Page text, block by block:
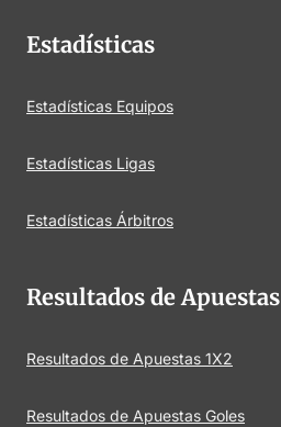
Estadísticas
Estadísticas Equipos
Estadísticas Ligas
Estadísticas Árbitros
Resultados de Apuestas
Resultados de Apuestas 1X2
Resultados de Apuestas Goles